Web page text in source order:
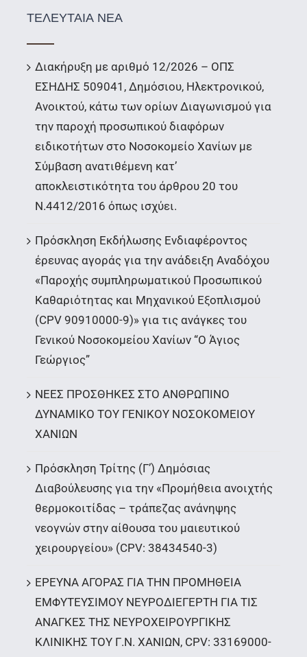
ΤΕΛΕΥΤΑΙΑ ΝΕΑ
Διακήρυξη με αριθμό 12/2026 – ΟΠΣ
ΕΣΗΔΗΣ 509041, Δημόσιου, Ηλεκτρονικού,
Ανοικτού, κάτω των ορίων Διαγωνισμού για
την παροχή προσωπικού διαφόρων
ειδικοτήτων στο Νοσοκομείο Χανίων με
Σύμβαση ανατιθέμενη κατ’
αποκλειστικότητα του άρθρου 20 του
Ν.4412/2016 όπως ισχύει.
Πρόσκληση Εκδήλωσης Ενδιαφέροντος
έρευνας αγοράς για την ανάδειξη Αναδόχου
«Παροχής συμπληρωματικού Προσωπικού
Καθαριότητας και Μηχανικού Εξοπλισμού
(CPV 90910000-9)» για τις ανάγκες του
Γενικού Νοσοκομείου Χανίων “Ο Άγιος
Γεώργιος”
ΝΕΕΣ ΠΡΟΣΘΗΚΕΣ ΣΤΟ ΑΝΘΡΩΠΙΝΟ
ΔΥΝΑΜΙΚΟ ΤΟΥ ΓΕΝΙΚΟΥ ΝΟΣΟΚΟΜΕΙΟΥ
ΧΑΝΙΩΝ
Πρόσκληση Τρίτης (Γ’) Δημόσιας
Διαβούλευσης για την «Προμήθεια ανοιχτής
θερμοκοιτίδας – τράπεζας ανάνηψης
νεογνών στην αίθουσα του μαιευτικού
χειρουργείου» (CPV: 38434540-3)
ΕΡΕΥΝΑ ΑΓΟΡΑΣ ΓΙΑ ΤΗΝ ΠΡΟΜΗΘΕΙΑ
ΕΜΦΥΤΕΥΣΙΜΟΥ ΝΕΥΡΟΔΙΕΓΕΡΤΗ ΓΙΑ ΤΙΣ
ΑΝΑΓΚΕΣ ΤΗΣ ΝΕΥΡΟΧΕΙΡΟΥΡΓΙΚΗΣ
ΚΛΙΝΙΚΗΣ ΤΟΥ Γ.Ν. ΧΑΝΙΩΝ, CPV: 33169000-